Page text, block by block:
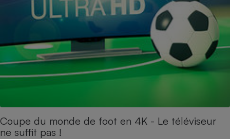
Coupe du monde de foot en 4K - Le téléviseur
ne suffit pas !